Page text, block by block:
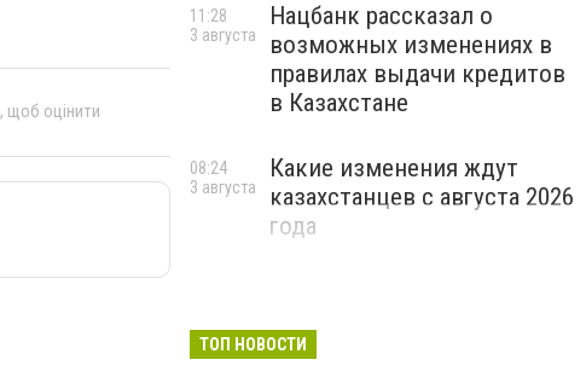
, щоб оцінити
Нацбанк рассказал о
возможных изменениях в
правилах выдачи кредитов
в Казахстане
11:28
3 августа
Какие изменения ждут
казахстанцев с августа 2026
года
08:24
3 августа
ТОП НОВОСТИ